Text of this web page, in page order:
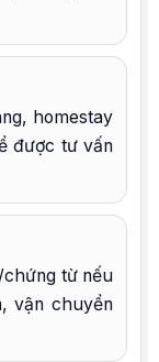
homestay
được tư vấn
chứng từ nếu
vận chuyển